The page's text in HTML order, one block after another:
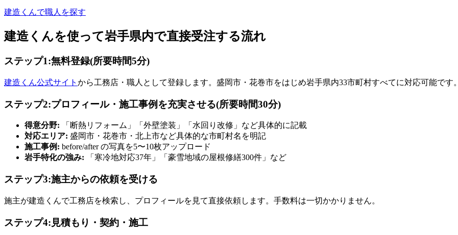
建造くんで職人を探す
建造くんを使って岩手県内で直接受注する流れ
ステップ1:無料登録(所要時間5分)
建造くん公式サイト から工務店・職人として登録します。盛岡市・花巻市をはじめ岩手県内33市町村すべてに対応可能です。
ステップ2:プロフィール・施工事例を充実させる(所要時間30分)
得意分野: 「断熱リフォーム」「外壁塗装」「水回り改修」など具体的に記載
対応エリア: 盛岡市・花巻市・北上市など具体的な市町村名を明記
施工事例: before/after の写真を5〜10枚アップロード
岩手特化の強み: 「寒冷地対応37年」「豪雪地域の屋根修繕300件」など
ステップ3:施主からの依頼を受ける
施主が建造くんで工務店を検索し、プロフィールを見て直接依頼します。手数料は一切かかりません。
ステップ4:見積もり・契約・施工